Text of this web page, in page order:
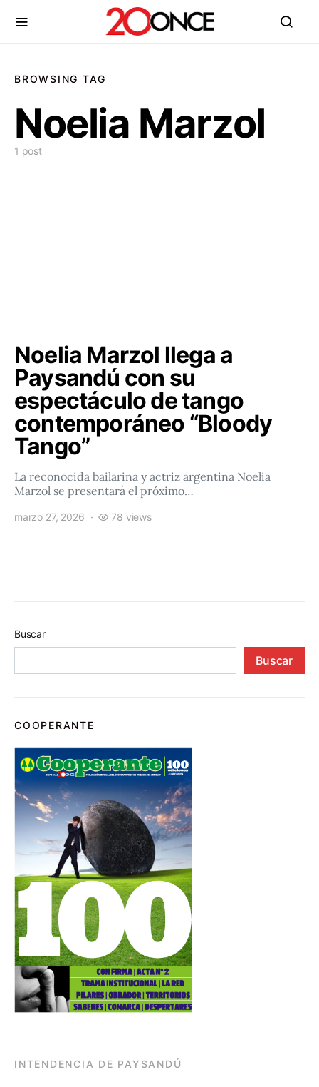
BROWSING TAG
Noelia Marzol
1 post
Noelia Marzol llega a
Paysandú con su
espectáculo de tango
contemporáneo “Bloody
Tango”
La reconocida bailarina y actriz argentina Noelia
Marzol se presentará el próximo…
marzo 27, 2026 78 views
Buscar
Buscar
COOPERANTE
INTENDENCIA DE PAYSANDÚ